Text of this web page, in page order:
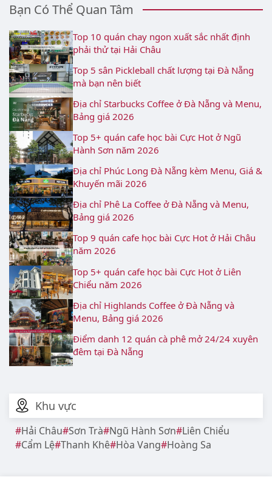
Khu vực
Hải Châu Sơn Trà Ngũ Hành Sơn Liên Chiểu
Cẩm Lệ Thanh Khê Hòa Vang Hoàng Sa
Bạn Có Thể Quan Tâm
Top 10 quán chay ngon xuất sắc nhất định
phải thử tại Hải Châu
Top 5 sân Pickleball chất lượng tại Đà Nẵng
mà bạn nên biết
Địa chỉ Starbucks Coffee ở Đà Nẵng và Menu,
Bảng giá 2026
Top 5+ quán cafe học bài Cực Hot ở Ngũ
Hành Sơn năm 2026
Địa chỉ Phúc Long Đà Nẵng kèm Menu, Giá &
Khuyến mãi 2026
Địa chỉ Phê La Coffee ở Đà Nẵng và Menu,
Bảng giá 2026
Top 9 quán cafe học bài Cực Hot ở Hải Châu
năm 2026
Top 5+ quán cafe học bài Cực Hot ở Liên
Chiểu năm 2026
Địa chỉ Highlands Coffee ở Đà Nẵng và
Menu, Bảng giá 2026
Điểm danh 12 quán cà phê mở 24/24 xuyên
đêm tại Đà Nẵng